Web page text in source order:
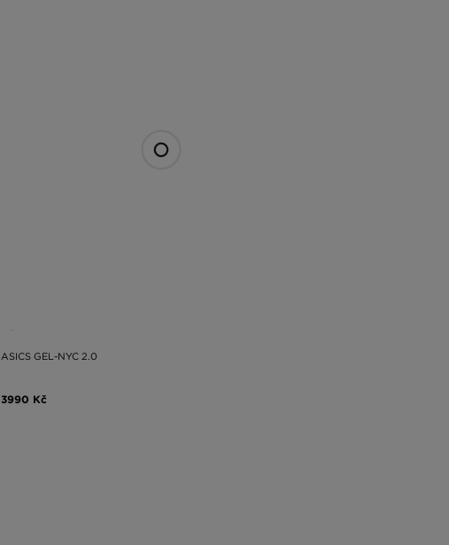
ASICS GEL-NYC 2.0
3990 Kč